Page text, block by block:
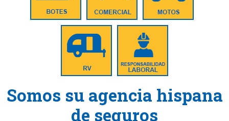
Somos su agencia hispana
de seguros